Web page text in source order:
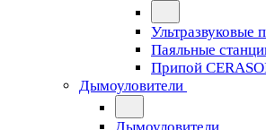
Ультразвуковые
Паяльные
Припой
Дымоуловители
Дымоуловители